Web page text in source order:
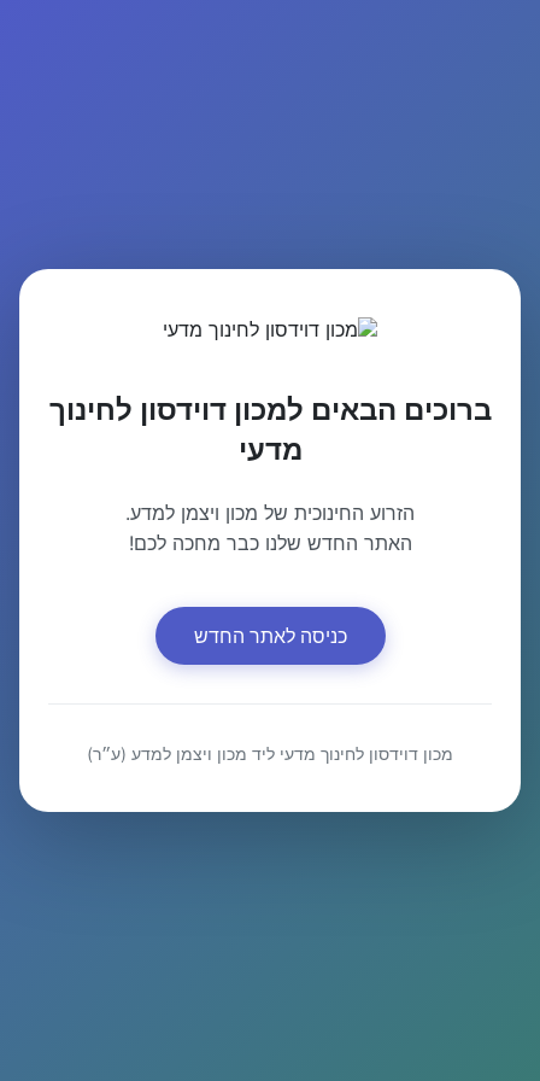
ברוכים הבאים למכון דוידסון לחינוך
מדעי
הזרוע החינוכית של מכון ויצמן למדע.
האתר החדש שלנו כבר מחכה לכם!
כניסה לאתר החדש
מכון דוידסון לחינוך מדעי ליד מכון ויצמן למדע (ע״ר)